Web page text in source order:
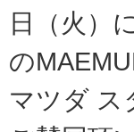
日（火）
の
マツダ ス